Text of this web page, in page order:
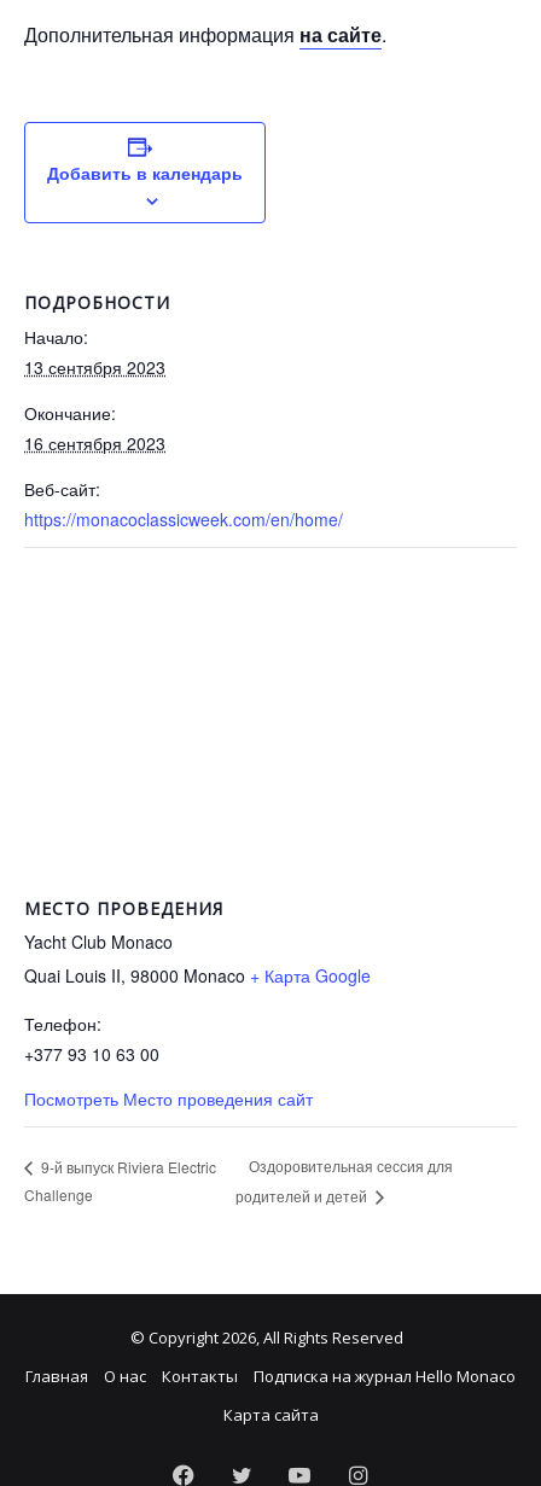
Дополнительная информация на сайте.
Добавить в календарь
ПОДРОБНОСТИ
Начало:
13 сентября 2023
Окончание:
16 сентября 2023
Веб-сайт:
https://monacoclassicweek.com/en/home/
МЕСТО ПРОВЕДЕНИЯ
Yacht Club Monaco
Quai Louis II, 98000 Monaco + Карта Google
Телефон:
+377 93 10 63 00
Посмотреть Место проведения сайт
9-й выпуск Riviera Electric
Challenge
Оздоровительная сессия для
родителей и детей
© Copyright 2026, All Rights Reserved
Главная
О нас Контакты
Подписка на журнал Hello Monaco
Карта сайта
Facebook
TwitterYouTubeInstagram